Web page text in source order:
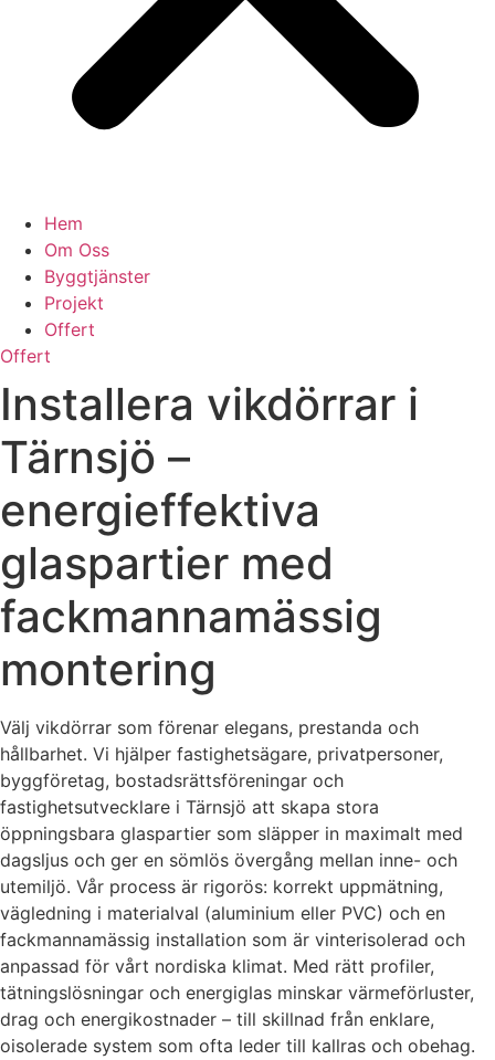
Hem
Om Oss
Byggtjänster
Projekt
Offert
Offert
Installera vikdörrar i
Tärnsjö –
energieffektiva
glaspartier med
fackmannamässig
montering
Välj vikdörrar som förenar elegans, prestanda och
hållbarhet. Vi hjälper fastighetsägare, privatpersoner,
byggföretag, bostadsrättsföreningar och
fastighetsutvecklare i Tärnsjö att skapa stora
öppningsbara glaspartier som släpper in maximalt med
dagsljus och ger en sömlös övergång mellan inne- och
utemiljö. Vår process är rigorös: korrekt uppmätning,
vägledning i materialval (aluminium eller PVC) och en
fackmannamässig installation som är vinterisolerad och
anpassad för vårt nordiska klimat. Med rätt profiler,
tätningslösningar och energiglas minskar värmeförluster,
drag och energikostnader – till skillnad från enklare,
oisolerade system som ofta leder till kallras och obehag.